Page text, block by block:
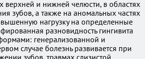
верхней и нижней челюсти, в областях
зубов, а также на аномальных частях
нагрузку на определенные
разновидность гингивита
генерализованной и
случае болезнь развивается при
зубов, травмах слизистой